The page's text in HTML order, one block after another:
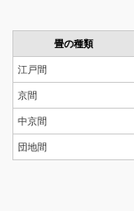
畳の種類
江戸間
京間
中京間
団地間